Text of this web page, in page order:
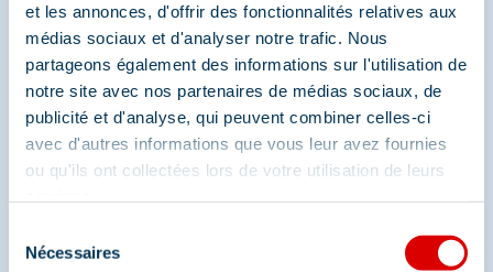
et les annonces, d'offrir des fonctionnalités relatives aux
médias sociaux et d'analyser notre trafic. Nous
partageons également des informations sur l'utilisation de
notre site avec nos partenaires de médias sociaux, de
publicité et d'analyse, qui peuvent combiner celles-ci
avec d'autres informations que vous leur avez fournies
ou qu'ils ont collectées lors de votre utilisation de leurs
Nécessaires
Partagez vos moments à
Méribel
Et retrouvez-nous sur les réseaux sociaux